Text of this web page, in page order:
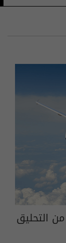
التحليق